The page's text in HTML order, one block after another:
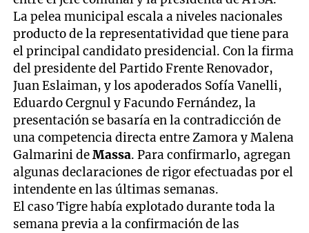
La pelea municipal escala a niveles nacionales
producto de la representatividad que tiene para
el principal candidato presidencial. Con la firma
del presidente del Partido Frente Renovador,
Juan Eslaiman, y los apoderados Sofía Vanelli,
Eduardo Cergnul y Facundo Fernández, la
presentación se basaría en la contradicción de
una competencia directa entre Zamora y Malena
Galmarini deMassa. Para confirmarlo, agregan
algunas declaraciones de rigor efectuadas por el
intendente en las últimas semanas.
El caso Tigre había explotado durante toda la
semana previa a la confirmación de las